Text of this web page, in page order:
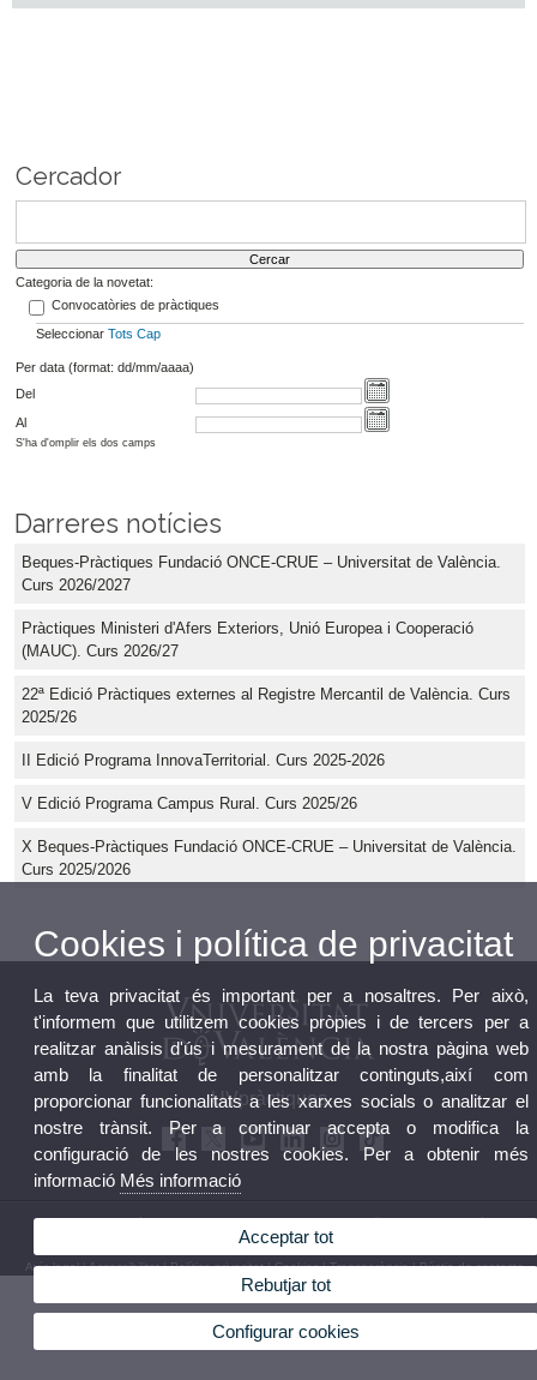
Cercador
Categoria de la novetat:
Convocatòries de pràctiques
Seleccionar Tots Cap
Per data (format: dd/mm/aaaa)
Del
Al
S'ha d'omplir els dos camps
Darreres notícies
Beques-Pràctiques Fundació ONCE-CRUE – Universitat de València.
Curs 2026/2027
Pràctiques Ministeri d'Afers Exteriors, Unió Europea i Cooperació
(MAUC). Curs 2026/27
22ª Edició Pràctiques externes al Registre Mercantil de València. Curs
2025/26
II Edició Programa InnovaTerritorial. Curs 2025-2026
V Edició Programa Campus Rural. Curs 2025/26
X Beques-Pràctiques Fundació ONCE-CRUE – Universitat de València.
Curs 2025/2026
UVpràctiques
© 2026 UV. - UVpràctiques - Espai Vives. Avenida Blasco Ibañez, 23. 46010 València.
uvpracticas@uv.es
Avís legal|Accessibilitat|Política privacitat|Cookies|Transparència|Bústia de contacte
Cookies i política de privacitat
La teva privacitat és important per a nosaltres. Per això,
t'informem que utilitzem cookies pròpies i de tercers per a
realitzar anàlisis d'ús i mesurament de la nostra pàgina web
amb la finalitat de personalitzar continguts,així com
proporcionar funcionalitats a les xarxes socials o analitzar el
nostre trànsit. Per a continuar accepta o modifica la
configuració de les nostres cookies. Per a obtenir més
informació Més informació
Acceptar tot
Rebutjar tot
Configurar cookies